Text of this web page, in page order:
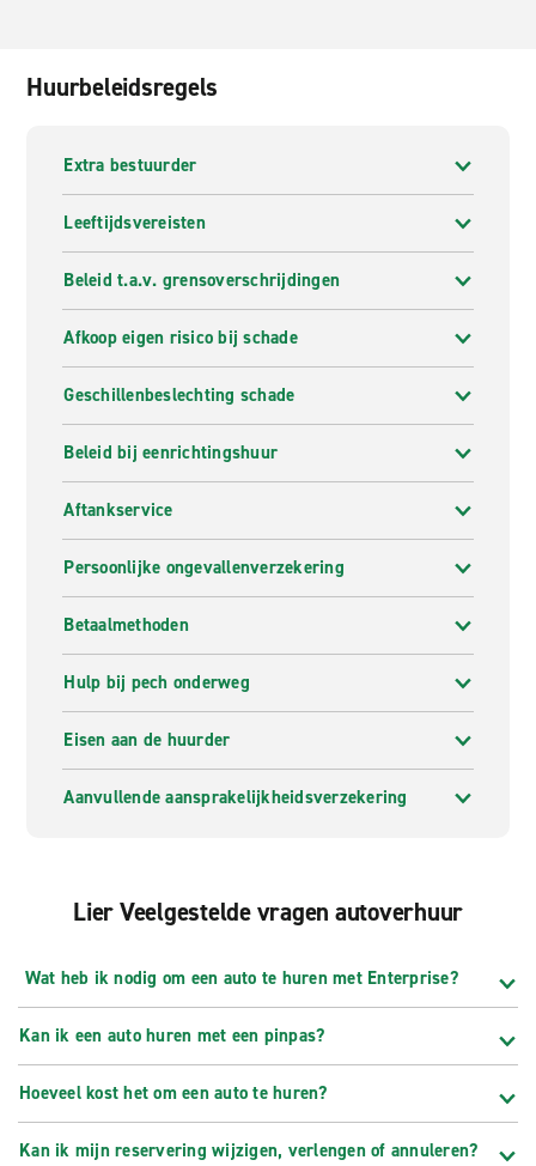
Huurbeleidsregels
Extra bestuurder
Leeftijdsvereisten
Beleid t.a.v. grensoverschrijdingen
Afkoop eigen risico bij schade
Geschillenbeslechting schade
Beleid bij eenrichtingshuur
Aftankservice
Persoonlijke ongevallenverzekering
Betaalmethoden
Hulp bij pech onderweg
Eisen aan de huurder
Aanvullende aansprakelijkheidsverzekering
Lier Veelgestelde vragen autoverhuur
Wat heb ik nodig om een auto te huren met Enterprise?
Kan ik een auto huren met een pinpas?
Hoeveel kost het om een auto te huren?
Kan ik mijn reservering wijzigen, verlengen of annuleren?